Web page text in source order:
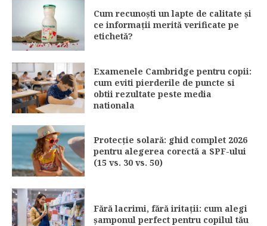
Cum recunoști un lapte de calitate și
ce informații merită verificate pe
etichetă?
Examenele Cambridge pentru copii:
cum eviti pierderile de puncte si
obtii rezultate peste media
nationala
Protecție solară: ghid complet 2026
pentru alegerea corectă a SPF-ului
(15 vs. 30 vs. 50)
Fără lacrimi, fără iritații: cum alegi
șamponul perfect pentru copilul tău